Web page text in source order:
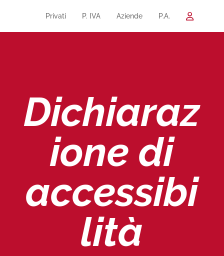
Privati P. IVA Aziende P.A.
Dichiaraz
ione di
accessibi
lità